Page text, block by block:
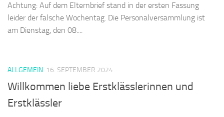
Achtung: Auf dem Elternbrief stand in der ersten Fassung
leider der falsche Wochentag. Die Personalversammlung ist
am Dienstag, den 08....
ALLGEMEIN 16. SEPTEMBER 2024
Willkommen liebe Erstklässlerinnen und
Erstklässler